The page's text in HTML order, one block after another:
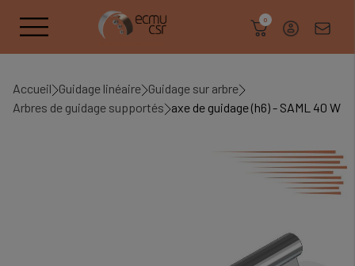
0
Accueil Guidage linéaire Guidage sur arbre
Arbres de guidage supportés axe de guidage (h6) - SAML 40 W